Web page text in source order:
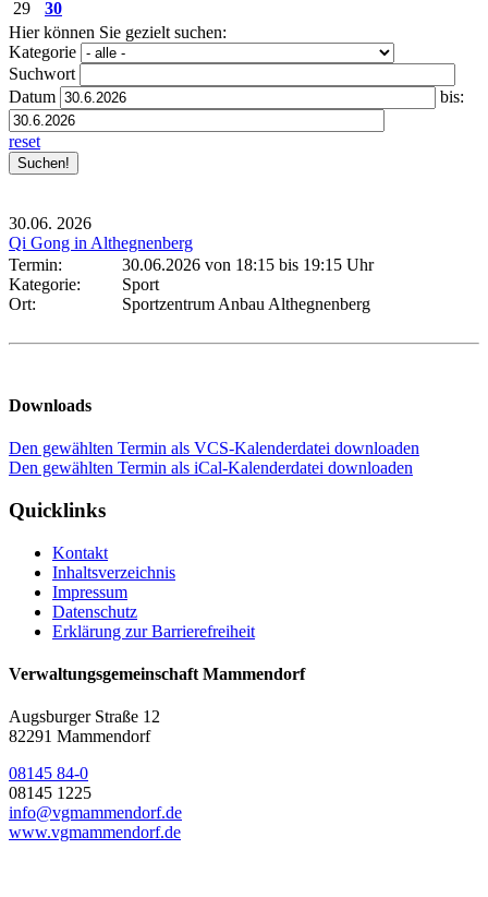
29
30
Hier können Sie gezielt suchen:
Kategorie
Suchwort
Datum
bis:
reset
30.06. 2026
Qi Gong in Althegnenberg
Termin:
30.06.2026 von 18:15 bis 19:15 Uhr
Kategorie:
Sport
Ort:
Sportzentrum Anbau Althegnenberg
Downloads
Den gewählten Termin als VCS-Kalenderdatei downloaden
Den gewählten Termin als iCal-Kalenderdatei downloaden
Quicklinks
Kontakt
Inhaltsverzeichnis
Impressum
Datenschutz
Erklärung zur Barrierefreiheit
Verwaltungsgemeinschaft Mammendorf
Augsburger Straße 12
82291 Mammendorf
08145 84-0
08145 1225
info@vgmammendorf.de
www.vgmammendorf.de